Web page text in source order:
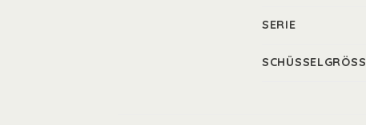
SERIE
SCHÜSSELGRÖSSE